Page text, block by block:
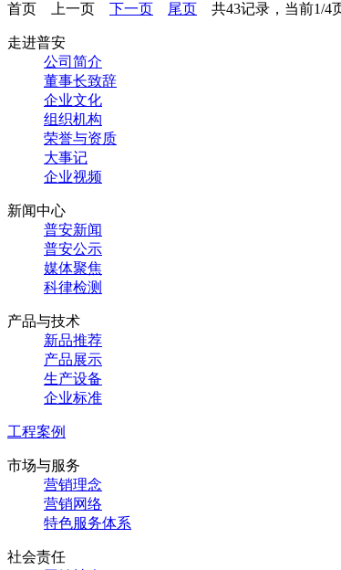
首页 上一页 下一页 尾页 共43记录，当前1/4
走进普安
公司简介
董事长致辞
企业文化
组织机构
荣誉与资质
大事记
企业视频
新闻中心
普安新闻
普安公示
媒体聚焦
科律检测
产品与技术
新品推荐
产品展示
生产设备
企业标准
工程案例
市场与服务
营销理念
营销网络
特色服务体系
社会责任